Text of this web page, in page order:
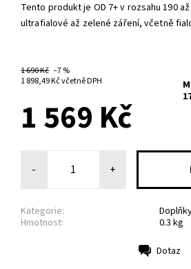
Tento produkt je OD 7+ v rozsahu 190
ultrafialové až zelené záření, včetně
1 690 Kč –7 %
1 898,49 Kč včetně DPH
1 569 Kč
- +
Kategorie:
Hmotnost:
0.3 kg
Dotaz